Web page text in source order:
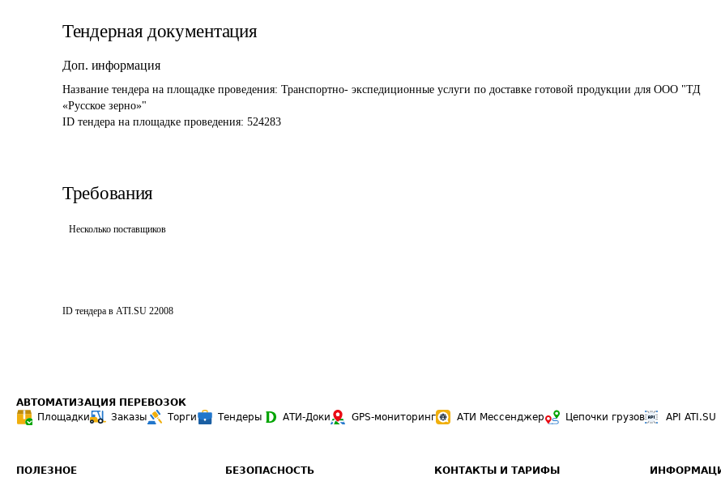
Тендерная документация
Доп. информация
Название тендера на площадке проведения: Транспортно- экспедиционные услуги по доставке готовой продукции для ООО "ТД
«Русское зерно»"
ID тендера на площадке проведения: 524283
Требования
Несколько поставщиков
ID тендера в ATI.SU 22008
АВТОМАТИЗАЦИЯ ПЕРЕВОЗОК
Площадки
Заказы Торги Тендеры АТИ-Доки GPS-мониторинг АТИ Мессенджер Цепочки грузов API ATI.SU
ПОЛЕЗНОЕ БЕЗОПАСНОСТЬ КОНТАКТЫ И ТАРИФЫ